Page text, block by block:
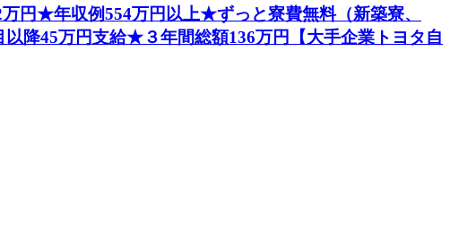
円★年収例554万円以上★ずっと寮費無料（新築寮、
降45万円支給★３年間総額136万円【大手企業トヨタ自